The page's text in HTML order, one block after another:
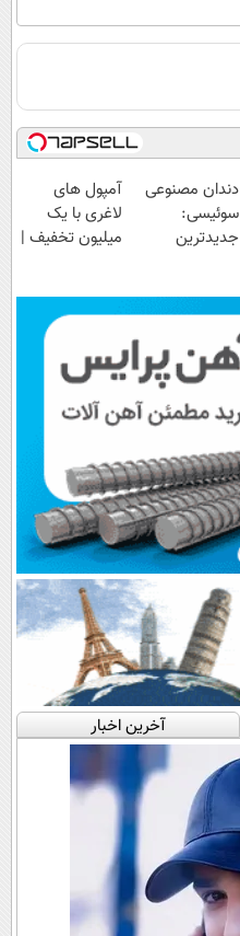
دندان مصنوعی
سوئیسی:
جدیدترین
پرداخت قسطی
آمپول های
لاغری با یک
میلیون تخفیف |
معتبر
آخرین اخبار